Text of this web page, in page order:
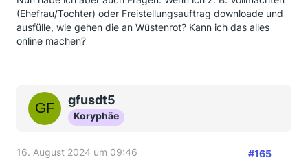
(Ehefrau/Tochter) oder Freistellungsauftrag downloade und
ausfülle, wie gehen die an Wüstenrot? Kann ich das alles
online machen?
gfusdt5
Koryphäe
16. August 2024 um 09:46 #165